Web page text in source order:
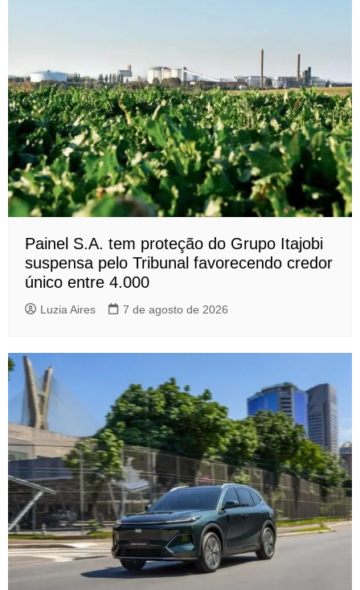
Painel S.A. tem proteção do Grupo Itajobi
suspensa pelo Tribunal favorecendo credor
único entre 4.000
Luzia Aires 7 de agosto de 2026